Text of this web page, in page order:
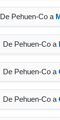
De Pehuen-Co a
De Pehuen-Co a
De Pehuen-Co a
De Pehuen-Co a